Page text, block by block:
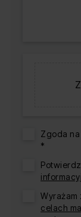
Zgoda
*
Wyrażam
celach